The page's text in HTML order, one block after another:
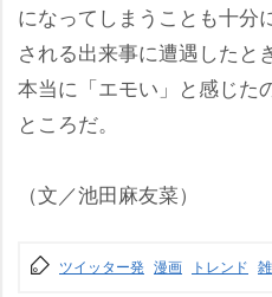
になってしまうことも十分
される出来事に遭遇したと
本当に「エモい」と感じた
ところだ。
（文／池田麻友菜）
ツイッター発 漫画 トレンド